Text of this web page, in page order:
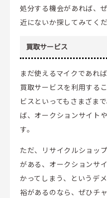
処分する機会があれば、
近にないか探してみてくだ
買取サービス
まだ使えるマイクであれ
買取サービスを利用する
ビスといってもさまざま
ば、オークションサイト
す。
ただ、リサイクルショッ
がある、オークションサ
かってしまう、というデ
裕があるのなら、ぜひチ